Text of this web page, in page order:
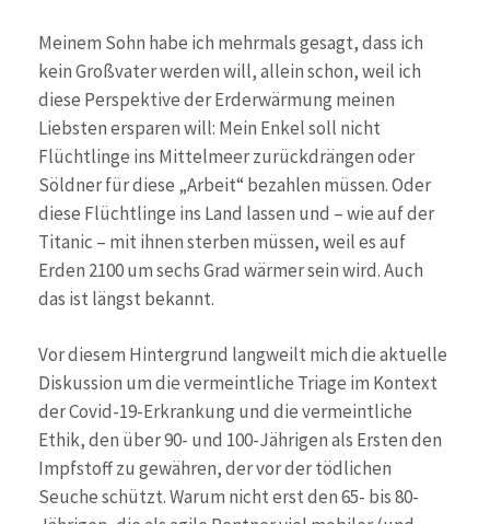
Meinem Sohn habe ich mehrmals gesagt, dass ich
kein Großvater werden will, allein schon, weil ich
diese Perspektive der Erderwärmung meinen
Liebsten ersparen will: Mein Enkel soll nicht
Flüchtlinge ins Mittelmeer zurückdrängen oder
Söldner für diese „Arbeit“ bezahlen müssen. Oder
diese Flüchtlinge ins Land lassen und – wie auf der
Titanic – mit ihnen sterben müssen, weil es auf
Erden 2100 um sechs Grad wärmer sein wird. Auch
das ist längst bekannt.
Vor diesem Hintergrund langweilt mich die aktuelle
Diskussion um die vermeintliche Triage im Kontext
der Covid-19-Erkrankung und die vermeintliche
Ethik, den über 90- und 100-Jährigen als Ersten den
Impfstoff zu gewähren, der vor der tödlichen
Seuche schützt. Warum nicht erst den 65- bis 80-